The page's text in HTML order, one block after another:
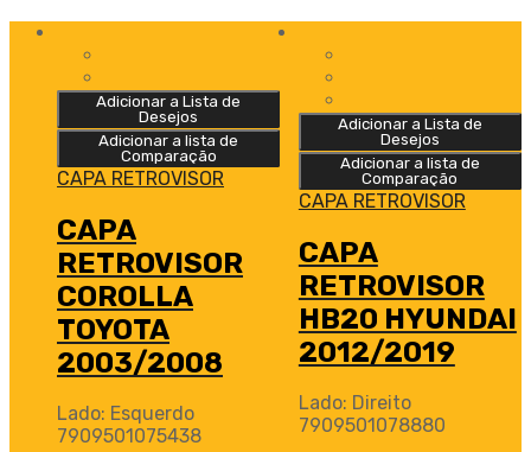
Adicionar a Lista de
Desejos
Adicionar a lista de
Comparação
CAPA RETROVISOR
CAPA
RETROVISOR
COROLLA
TOYOTA
2003/2008
Lado: Esquerdo
7909501075438
Adicionar a Lista de
Desejos
Adicionar a lista de
Comparação
CAPA RETROVISOR
CAPA
RETROVISOR
HB20 HYUNDAI
2012/2019
Lado: Direito
7909501078880